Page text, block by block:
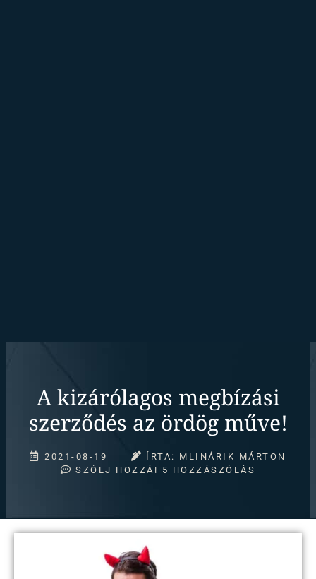
A kizárólagos megbízási
szerződés az ördög műve!
2021-08-19 ÍRTA: MLINÁRIK MÁRTON
SZÓLJ HOZZÁ! 5 HOZZÁSZÓLÁS